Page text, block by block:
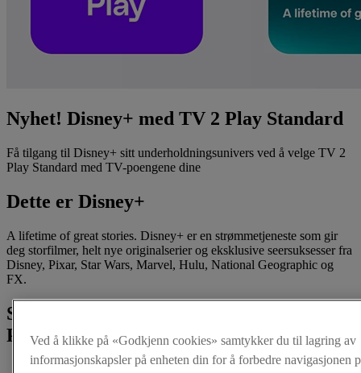
Nyhet! Disney+ med TV 2 Play Standard
Få tilgang til Disney+ sitt underholdningsunivers ved å velge TV 2
Play Standard med TV-poengene dine
Dette er Disney+
A lifetime of great stories. Disney+ er en strømmetjeneste som gir
deg storfilmer, helt nye originalserier og eksklusive seersuksesser fra
Disney, Pixar, Star Wars, Marvel, Hulu, National Geographic og
FX.
Slik får du TV 2 Play Standard i Telia
Play
1
Ved å klikke på «Godkjenn cookies» samtykker du til lagring av
informasjonskapsler på enheten din for å forbedre navigasjonen